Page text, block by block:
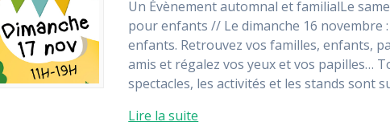
Un Évènement automnal et familialLe
pour enfants // Le dimanche 16 novembre
enfants. Retrouvez vos familles, enfants,
amis et régalez vos yeux et vos papilles…
spectacles, les activités et les stands sont
Lire la suite